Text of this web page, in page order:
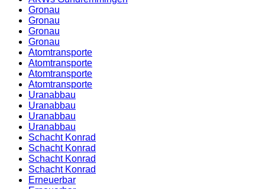
Gronau
Gronau
Gronau
Gronau
Atomtransporte
Atomtransporte
Atomtransporte
Atomtransporte
Uranabbau
Uranabbau
Uranabbau
Uranabbau
Schacht Konrad
Schacht Konrad
Schacht Konrad
Schacht Konrad
Erneuerbar